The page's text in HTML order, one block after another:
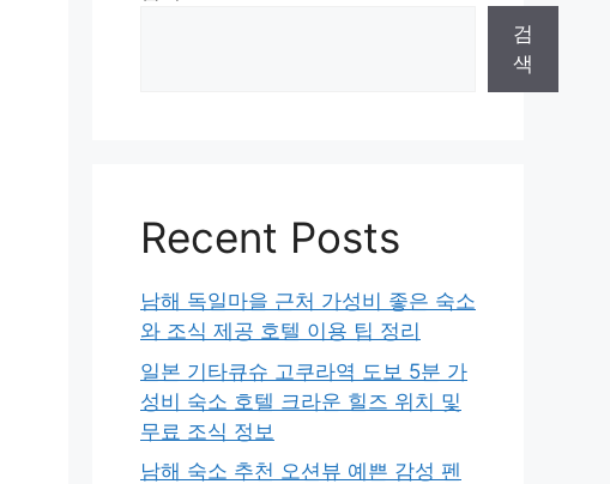
검
색
Recent Posts
남해 독일마을 근처 가성비 좋은 숙소
와 조식 제공 호텔 이용 팁 정리
일본 기타큐슈 고쿠라역 도보 5분 가
성비 숙소 호텔 크라운 힐즈 위치 및
무료 조식 정보
남해 숙소 추천 오션뷰 예쁜 감성 펜